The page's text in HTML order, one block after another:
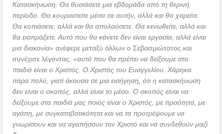
Κατασκήνωση. Θα θυσιάσετε μια εβδομάδα από τη θερινή
περίοδο. Θα κουραστείτε μέσα σε αυτήν, αλλά και θα χαρείτε.
Θα κοπιάσετε, αλλά και θα απολαύσετε. Θα κενωθείτε, αλλά και
θα εισπράξετε. Αυτό που θα κάνετε δεν είναι εργασία, αλλά είναι
μια διακονία» ανέφερε μεταξύ άλλων ο Σεβασμιώτατος και
συνέχισε λέγοντας:«αυτό που θα πρέπει να δείξουμε στα
παιδιά είναι ο Χριστός. Ο Χριστός του Ευαγγελίου. Χάρηκα
πάρα πολύ, γιατί άκουσα σε μια εισήγηση, ότι η κατασκήνωση
δεν είναι ο σκοπός, αλλά είναι το μέσο. Ο σκοπός είναι να
δείξουμε στα παιδιά μας ποιός είναι ο Χριστός, με πραότητα, με
αγάπη, με συγκαταβατικότητα και να τα προτρέψουμε να
γνωρίσουν και να αγαπήσουν τον Χριστό και να συνδεθούν μαζί